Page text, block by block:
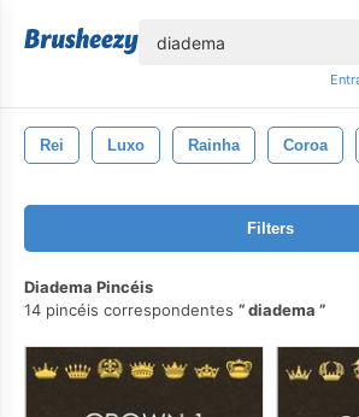
Rei Luxo Rainha Coroa
Filters
Diadema Pincéis
14 pincéis correspondentes
diadema